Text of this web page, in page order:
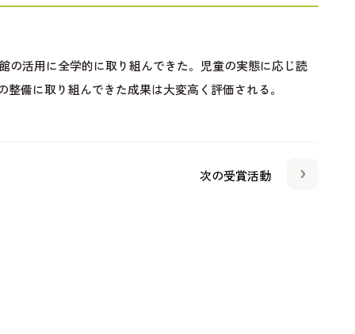
の活用に全学的に取り組んできた。児童の実態に応じ読
備に取り組んできた成果は大変高く評価される。
次の受賞活動